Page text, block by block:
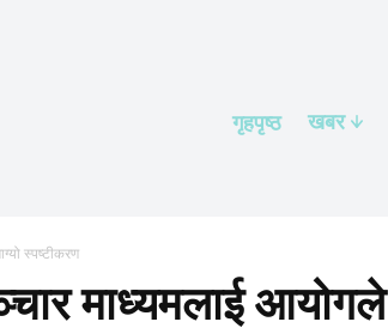
गृहपृष्ठ खबर
स्पष्टीकरण
माध्यमलाई आयोगले